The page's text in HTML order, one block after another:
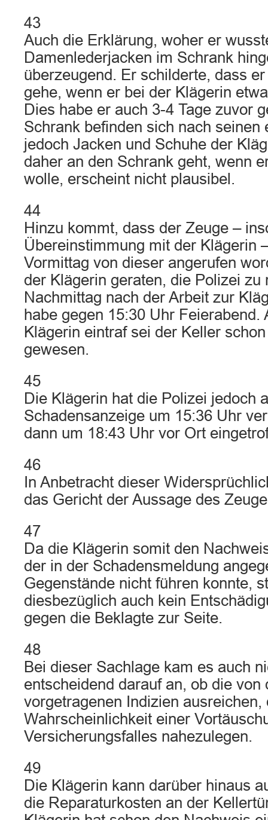
43
Auch die Erklärung, woher er
Damenlederjacken im Schrank
überzeugend. Er schilderte, dass
gehe, wenn er bei der Klägerin
Dies habe er auch 3-4 Tage zuvor
Schrank befinden sich nach seinen
jedoch Jacken und Schuhe der
daher an den Schrank geht, wenn
wolle, erscheint nicht plausibel.
44
Hinzu kommt, dass der Zeuge –
Übereinstimmung mit der Klägerin
Vormittag von dieser angerufen
der Klägerin geraten, die Polizei zu
Nachmittag nach der Arbeit zur
habe gegen 15:30 Uhr Feierabend.
Klägerin eintraf sei der Keller
gewesen.
45
Die Klägerin hat die Polizei jedoch
Schadensanzeige um 15:36 Uhr
dann um 18:43 Uhr vor Ort
46
In Anbetracht dieser
das Gericht der Aussage des
47
Da die Klägerin somit den
der in der Schadensmeldung
Gegenstände nicht führen konnte,
diesbezüglich auch kein
gegen die Beklagte zur Seite.
48
Bei dieser Sachlage kam es auch
entscheidend darauf an, ob die von
vorgetragenen Indizien ausreichen,
Wahrscheinlichkeit einer
Versicherungsfalles nahezulegen.
49
Die Klägerin kann darüber hinaus
die Reparaturkosten an der